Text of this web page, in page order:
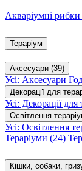
Акваріумні рибки
Тераріум
Аксесуари (39)
Усі: Аксесуари
Декорації для
Усі: Декорації для
Освітлення
Усі: Освітлення
Тераріуми (24)
Кішки, собаки,